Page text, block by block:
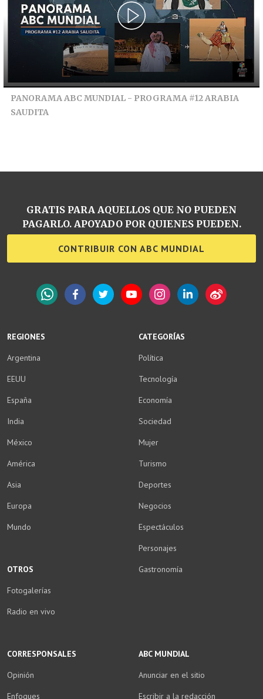
PANORAMA ABC MUNDIAL - PROGRAMA #12 ARABIA
SAUDITA
REGIONES
Argentina
EEUU
España
India
México
América
Asia
Europa
Mundo
CATEGORÍAS
Política
Tecnología
Economía
Sociedad
Mujer
Turismo
Deportes
Negocios
Espectáculos
Personajes
Gastronomía
CORRESPONSALES
Opinión
Enfoques
OTROS
Fotogalerías
Radio en vivo
ABC MUNDIAL
Anunciar en el sitio
Escribir a la redacción
GRATIS PARA AQUELLOS QUE NO PUEDEN
PAGARLO. APOYADO POR QUIENES PUEDEN.
CONTRIBUIR CON ABC MUNDIAL